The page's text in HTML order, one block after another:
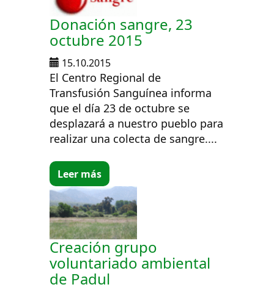
Donación sangre, 23
octubre 2015
15.10.2015
El Centro Regional de
Transfusión Sanguínea informa
que el día 23 de octubre se
desplazará a nuestro pueblo para
realizar una colecta de sangre....
Leer más
Creación grupo
voluntariado ambiental
de Padul